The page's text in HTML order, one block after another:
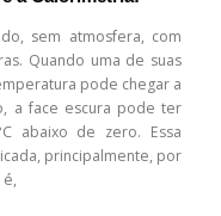
sem atmosfera, com
Quando uma de suas
pode chegar a
a face escura pode ter
abaixo de zero. Essa
principalmente, por